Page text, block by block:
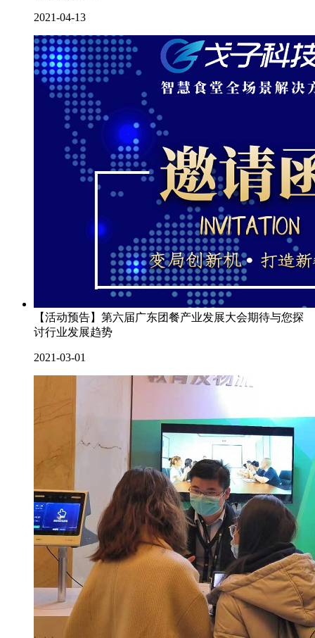
2021-04-13
【活动预告】第六届广东团餐产业发展大会期待与您探
讨行业发展趋势
2021-03-01